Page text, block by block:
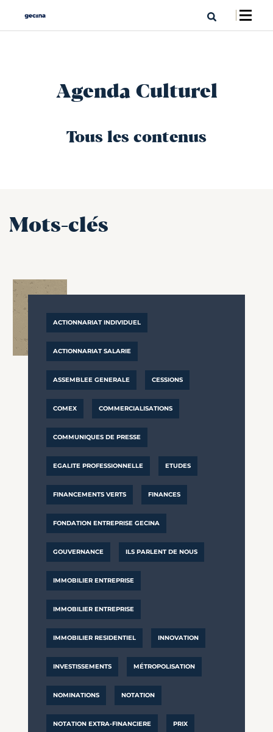
Agenda Culturel
Tous les contenus
Mots-clés
ACTIONNARIAT INDIVIDUEL
ACTIONNARIAT SALARIE
ASSEMBLEE GENERALE CESSIONS
COMEX COMMERCIALISATIONS
COMMUNIQUES DE PRESSE
EGALITE PROFESSIONNELLE ETUDES
FINANCEMENTS VERTS FINANCES
FONDATION ENTREPRISE GECINA
GOUVERNANCE ILS PARLENT DE NOUS
IMMOBILIER ENTREPRISE
IMMOBILIER ENTREPRISE
IMMOBILIER RESIDENTIEL INNOVATION
INVESTISSEMENTS MÉTROPOLISATION
NOMINATIONS NOTATION
NOTATION EXTRA-FINANCIERE PRIX